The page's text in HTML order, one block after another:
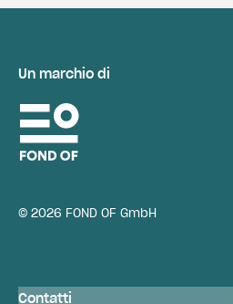
Un marchio di
© 2026 FOND OF GmbH
Contatti